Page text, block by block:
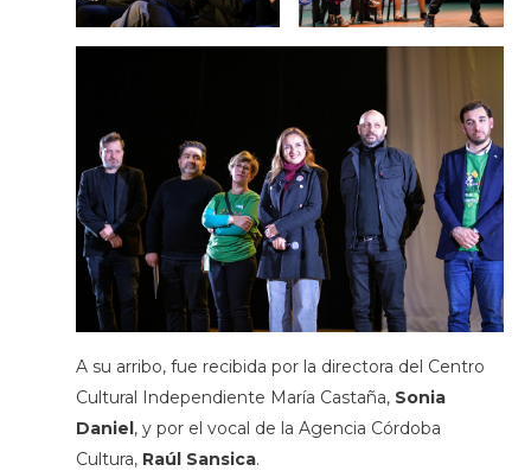
A su arribo, fue recibida por la directora del Centro
Cultural Independiente María Castaña, Sonia
Daniel, y por el vocal de la Agencia Córdoba
Cultura, Raúl Sansica.